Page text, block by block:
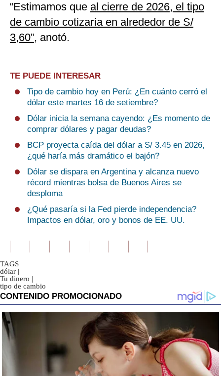
“Estimamos que al cierre de 2026, el tipo
de cambio cotizaría en alrededor de S/
3,60”, anotó.
TE PUEDE INTERESAR
Tipo de cambio hoy en Perú: ¿En cuánto cerró el
dólar este martes 16 de setiembre?
Dólar inicia la semana cayendo: ¿Es momento de
comprar dólares y pagar deudas?
BCP proyecta caída del dólar a S/ 3.45 en 2026,
¿qué haría más dramático el bajón?
Dólar se dispara en Argentina y alcanza nuevo
récord mientras bolsa de Buenos Aires se
desploma
¿Qué pasaría si la Fed pierde independencia?
Impactos en dólar, oro y bonos de EE. UU.
TAGS
dólar |
Tu dinero |
tipo de cambio